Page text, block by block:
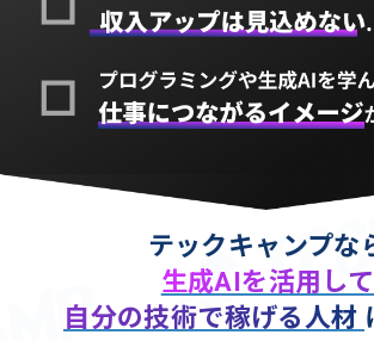
テックキャンプな
生成AIを活用して
自分の技術で稼げる人材